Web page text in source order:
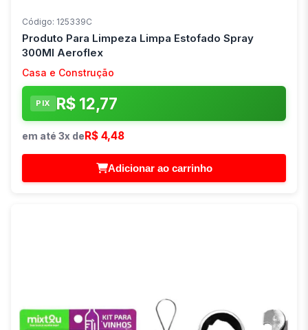
Código: 125339C
Produto Para Limpeza Limpa Estofado Spray
300Ml Aeroflex
Casa e Construção
PIX R$ 12,77
em até 3x deR$ 4,48
Adicionar ao carrinho